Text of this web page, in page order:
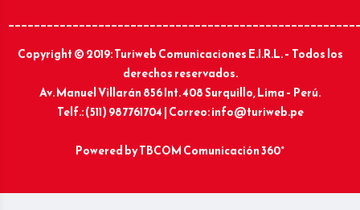
Copyright © 2019: Turiweb Comunicaciones E.I.R.L. – Todos los
derechos reservados.
Av. Manuel Villarán 856 Int. 408 Surquillo, Lima – Perú.
Telf.: (511) 987761704 | Correo: info@turiweb.pe
Powered byTBCOM Comunicación 360°